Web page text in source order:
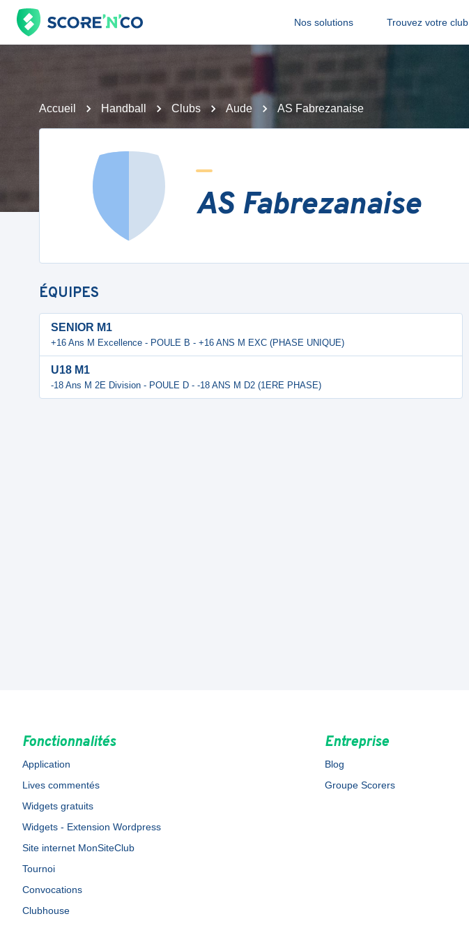
Nos solutions Trouvez votre club
Accueil Handball Clubs Aude AS Fabrezanaise
AS Fabrezanaise
ÉQUIPES
SENIOR M1
+16 Ans M Excellence - POULE B - +16 ANS M EXC (PHASE UNIQUE)
U18 M1
-18 Ans M 2E Division - POULE D - -18 ANS M D2 (1ERE PHASE)
Fonctionnalités
Application
Lives commentés
Widgets gratuits
Widgets - Extension Wordpress
Site internet MonSiteClub
Tournoi
Convocations
Clubhouse
Entreprise
Blog
Groupe Scorers